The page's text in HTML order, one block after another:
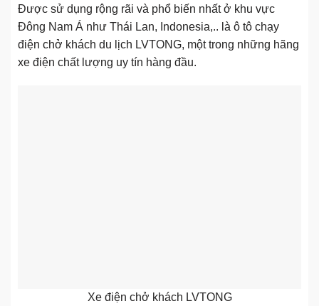
Được sử dụng rộng rãi và phổ biến nhất ở khu vực
Đông Nam Á như Thái Lan, Indonesia,.. là ô tô chạy
điện chở khách du lịch LVTONG, một trong những hãng
xe điện chất lượng uy tín hàng đầu.
Xe điện chở khách LVTONG